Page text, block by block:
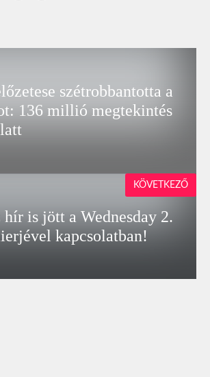
szétrobbantotta a
136 millió megtekintés
hír is jött a Wednesday 2.
kapcsolatban!
KÖVETKEZŐ